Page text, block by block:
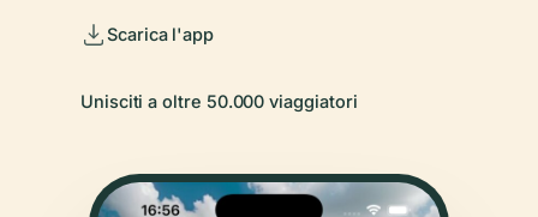
Scarica l'app
Unisciti a oltre 50.000 viaggiatori